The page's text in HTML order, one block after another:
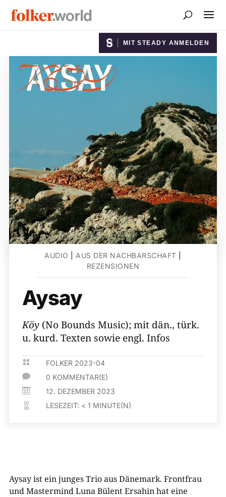
MIT STEADY ANMELDEN
AUDIO AUS DER NACHBARSCHAFT
REZENSIONEN
Aysay
Köy (No Bounds Music); mit dän., türk.
u. kurd. Texten sowie engl. Infos
 FOLKER 2023-04
 0 KOMMENTAR(E)
 12. DEZEMBER 2023
 LESEZEIT: < 1 MINUTE(N)
Aysay ist ein junges Trio aus Dänemark. Frontfrau
und Mastermind Luna Bülent Ersahin hat eine